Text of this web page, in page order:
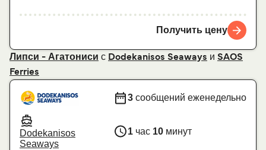
Получить цену
Липси - Агатониси с Dodekanisos Seaways и SAOS
Ferries
Dodekanisos
Seaways
3 сообщений еженедельно
1 час 10 минут